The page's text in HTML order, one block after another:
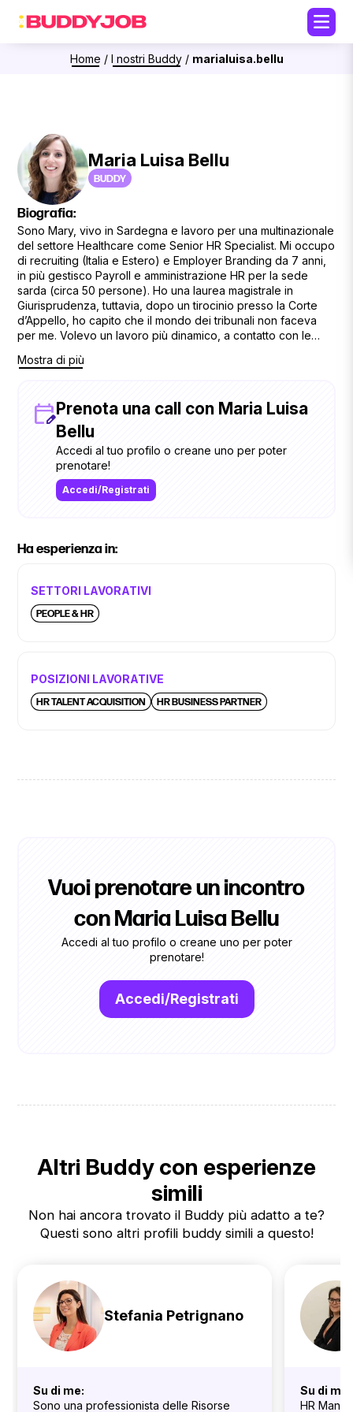
Home / I nostri Buddy/ marialuisa.bellu
Maria Luisa Bellu
BUDDY
Biografia:
Sono Mary, vivo in Sardegna e lavoro per una multinazionale
del settore Healthcare come Senior HR Specialist. Mi occupo
di recruiting (Italia e Estero) e Employer Branding da 7 anni,
in più gestisco Payroll e amministrazione HR per la sede
sarda (circa 50 persone). Ho una laurea magistrale in
Giurisprudenza, tuttavia, dopo un tirocinio presso la Corte
d’Appello, ho capito che il mondo dei tribunali non faceva
per me. Volevo un lavoro più dinamico, a contatto con le
anche quelle soft. Adoro il mare, leggere e fare lunghe
Mostra di più
Prenota una call con Maria Luisa
Bellu
Accedi al tuo profilo o creane uno per poter
prenotare!
Accedi/Registrati
Ha esperienza in:
SETTORI LAVORATIVI
PEOPLE & HR
POSIZIONI LAVORATIVE
HR TALENT ACQUISITION HR BUSINESS PARTNER
Vuoi prenotare un incontro
con Maria Luisa Bellu
Accedi al tuo profilo o creane uno per poter
prenotare!
Accedi/Registrati
Altri Buddy con esperienze
simili
Non hai ancora trovato il Buddy più adatto a te?
Questi sono altri profili buddy simili a questo!
Stefania Petrignano
Su di me:
Sono una professionista delle Risorse
Su di me:
HR